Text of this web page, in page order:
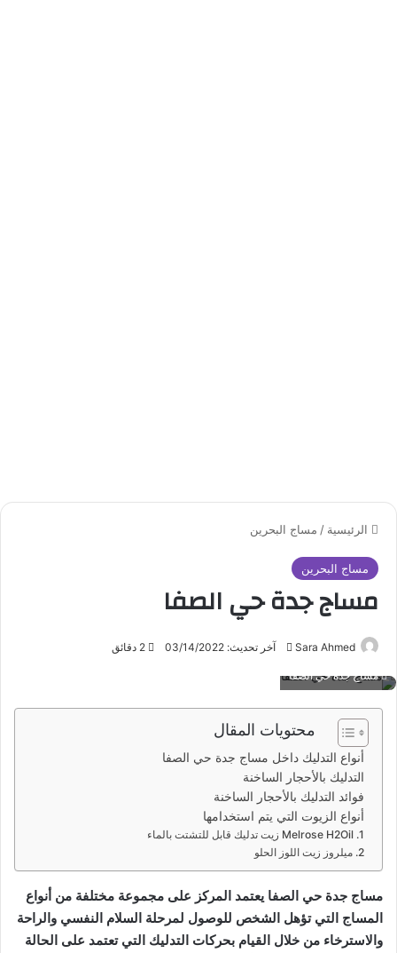
الرئيسية / مساج البحرين
مساج البحرين
مساج جدة حي الصفا
Sara Ahmed
س
ل
ب
ر
د
ا
إ
ل
ت
ر
و
آخر تحديث: 03/14/2022
مساج جدة حي الصفا
محتويات المقال
أنواع التدليك داخل مساج جدة حي الصفا
التدليك بالأحجار الساخنة
فوائد التدليك بالأحجار الساخنة
أنواع الزيوت التي يتم استخدامها
1. Melrose H2Oil زيت تدليك قابل للتشتت بالماء
2. ميلروز زيت اللوز الحلو
مساج جدة حي الصفا يعتمد المركز على مجموعة مختلفة من أنواع
المساج التي تؤهل الشخص للوصول لمرحلة السلام النفسي والراحة
والاسترخاء من خلال القيام بحركات التدليك التي تعتمد على الحالة